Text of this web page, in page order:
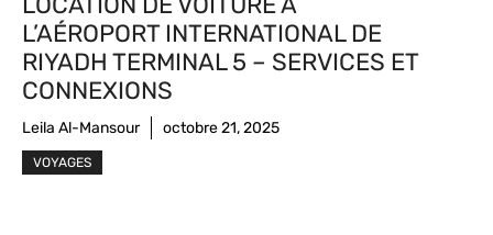
L’AÉROPORT INTERNATIONAL DE
RIYADH TERMINAL 5 – SERVICES ET
CONNEXIONS
Leila Al-Mansour octobre 21, 2025
VOYAGES